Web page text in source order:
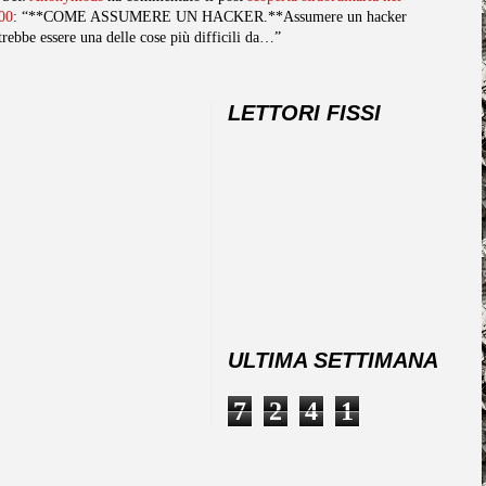
: “**COME ASSUMERE UN HACKER.**Assumere un hacker
essere una delle cose più difficili da…”
LETTORI FISSI
ULTIMA SETTIMANA
7 2 4 1